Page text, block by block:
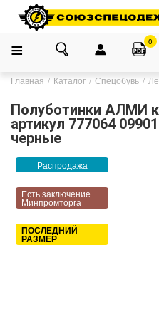
0
Главная Каталог Спецобувь
Полуботинки АЛМИ
артикул 777064
черные
Распродажа
Есть заключение
Минпромторга
ПОСЛЕДНИЙ
РАЗМЕР